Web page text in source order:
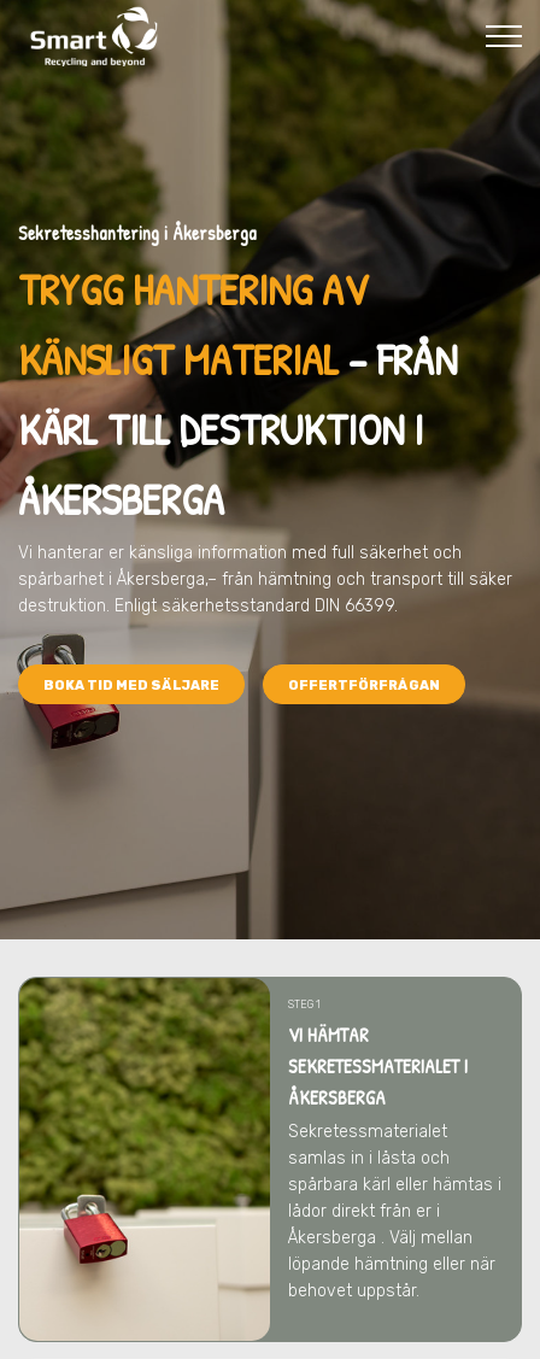
Sekretesshantering i Åkersberga
TRYGG HANTERING AV
KÄNSLIGT MATERIAL– FRÅN
KÄRL TILL DESTRUKTION I
ÅKERSBERGA
Vi hanterar er känsliga information med full säkerhet och
spårbarhet i Åkersberga,– från hämtning och transport till säker
destruktion. Enligt säkerhetsstandard DIN 66399.
BOKA TID MED SÄLJARE OFFERTFÖRFRÅGAN
STEG 1
VI HÄMTAR
SEKRETESSMATERIALET I
ÅKERSBERGA
Sekretessmaterialet
samlas in i låsta och
spårbara kärl eller hämtas i
lådor direkt från er i
Åkersberga . Välj mellan
löpande hämtning eller när
behovet uppstår.